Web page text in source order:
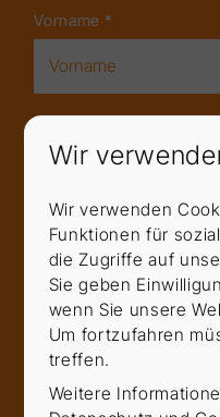
Vorname *
Nachname
E-Mail *
Telefon
Wir
Wir verwenden
Funktionen für
die Zugriffe auf
Sie geben
wenn Sie unsere
Um fortzufahren
treffen.
Weitere